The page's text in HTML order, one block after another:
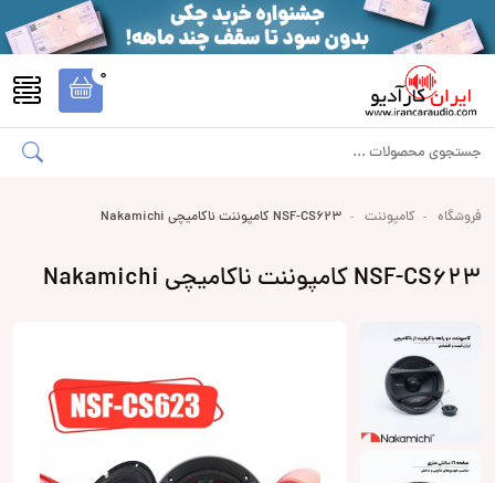
0
فروشگاه کامپوننت NSF-CS623 کامپوننت ناکامیچی Nakamichi
NSF-CS623 کامپوننت ناکامیچی Nakamichi